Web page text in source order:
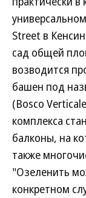
Street в
сад общей
возводится
башен под
(Bosco
комплекса
балконы, на
также
"Озеленить
конкретном